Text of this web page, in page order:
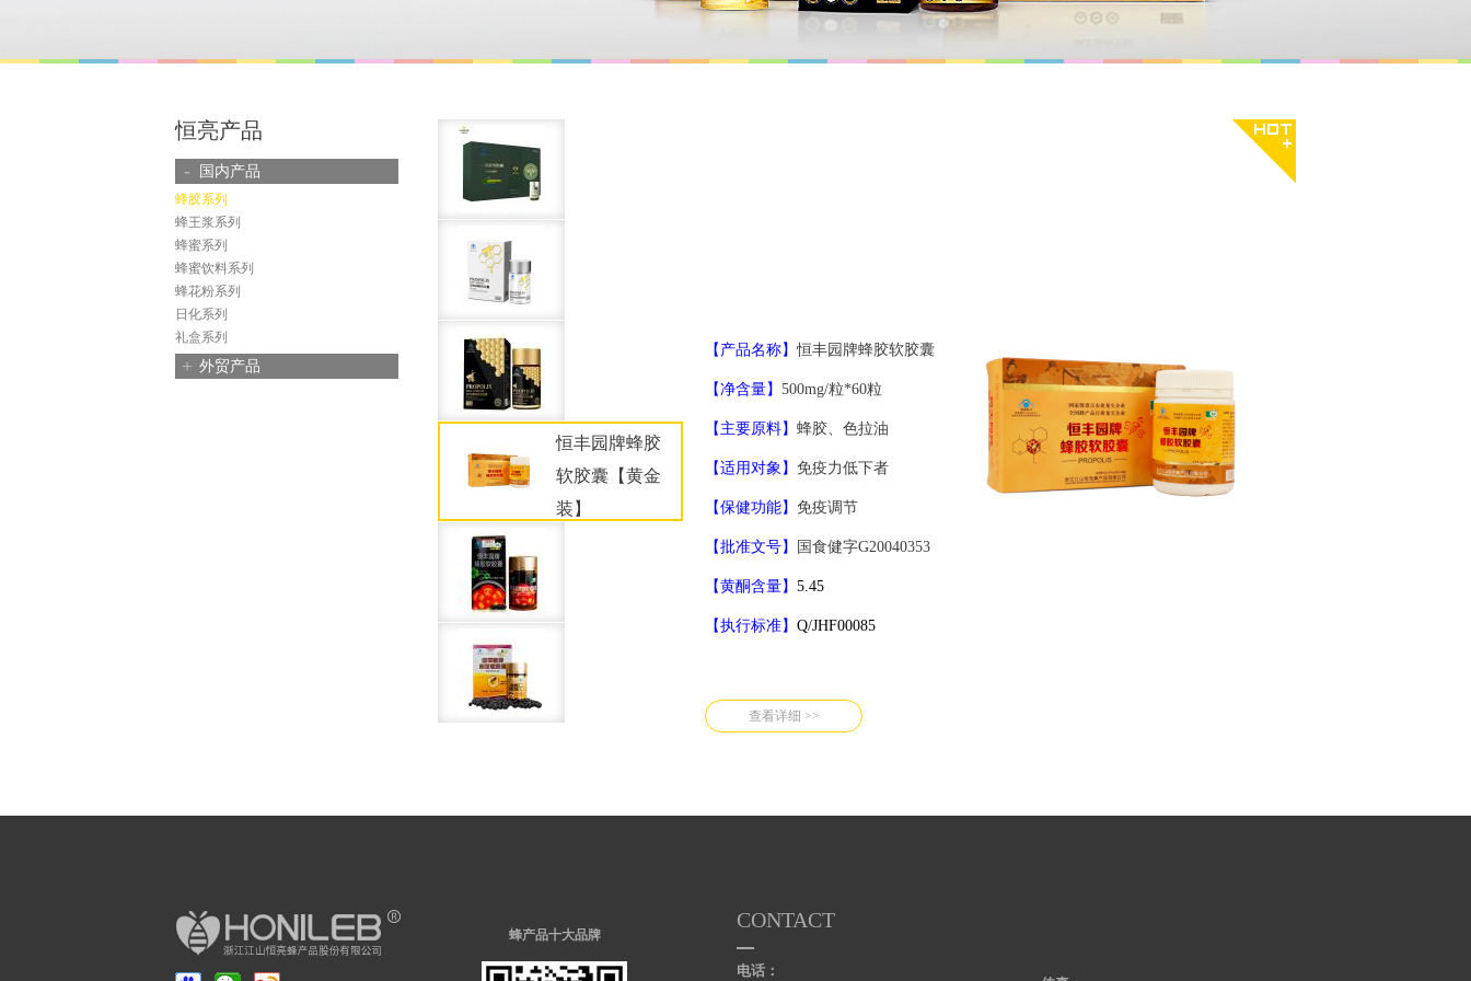
恒亮产品
- 国内产品
蜂胶系列
蜂王浆系列
蜂蜜系列
蜂蜜饮料系列
蜂花粉系列
日化系列
礼盒系列
+ 外贸产品
恒丰园牌蜂胶
软胶囊【黄金
装】
【产品名称】恒丰园牌蜂胶软胶囊
【净含量】 500mg/粒*60粒
【主要原料】 蜂胶、色拉油
【适用对象】 免疫力低下者
【保健功能】 免疫调节
【批准文号】 国食健字G20040353
【黄酮含量】 5.45
【执行标准】 Q/JHF00085
查看详细 >>
蜂产品十大品牌
CONTACT
电话：